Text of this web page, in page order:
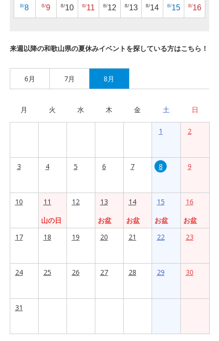
8/8 8/9 8/10 8/11 8/12 8/13 8/14 8/15 8/16
来週以降の和歌山県の夏休みイベントを探している方はこちら！
6月 7月 8月
月 火 水 木 金 土 日
1 2
3 4 5 6 7 8 9
10
11
山の日
12
13
お盆
14
お盆
15
お盆
16
お盆
17
18 19 20 21 22 23
24 25 26 27 28 29 30
31